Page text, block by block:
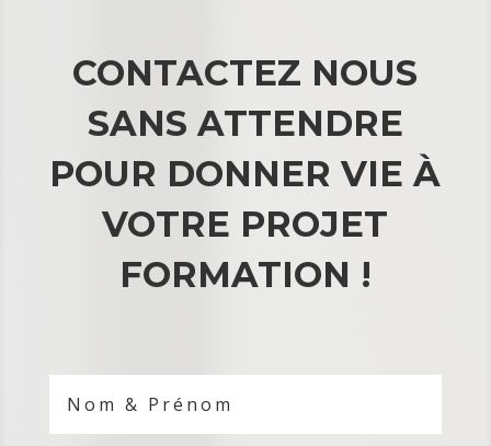
CONTACTEZ NOUS
SANS ATTENDRE
POUR DONNER VIE À
VOTRE PROJET
FORMATION !